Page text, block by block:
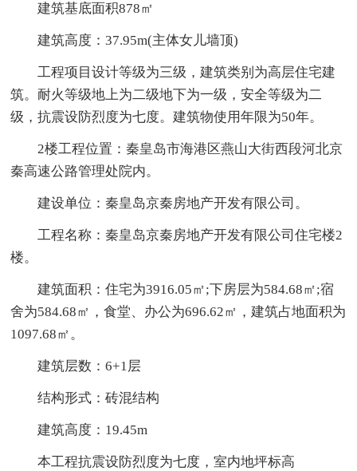
建筑基底面积878㎡
建筑高度：37.95m(主体女儿墙顶)
工程项目设计等级为三级，建筑类别为高层住宅建
筑。耐火等级地上为二级地下为一级，安全等级为二
级，抗震设防烈度为七度。建筑物使用年限为50年。
2楼工程位置：秦皇岛市海港区燕山大街西段河北京
秦高速公路管理处院内。
建设单位：秦皇岛京秦房地产开发有限公司。
工程名称：秦皇岛京秦房地产开发有限公司住宅楼2
楼。
建筑面积：住宅为3916.05㎡;下房层为584.68㎡;宿
舍为584.68㎡，食堂、办公为696.62㎡，建筑占地面积为
1097.68㎡。
建筑层数：6+1层
结构形式：砖混结构
建筑高度：19.45m
本工程抗震设防烈度为七度，室内地坪标高